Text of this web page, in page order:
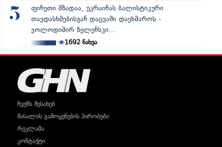
5
ფინეთი მზადაა, უკრაინას ბალისტიკური
თავდასხმებისგან დაცვაში დაეხმაროს -
ვოლოდიმირ ზელენსკი...
1692ნახვა
ჩვენს შესახებ
მასალის გამოყენების პირობები
რეკლამა
კონტაქტი